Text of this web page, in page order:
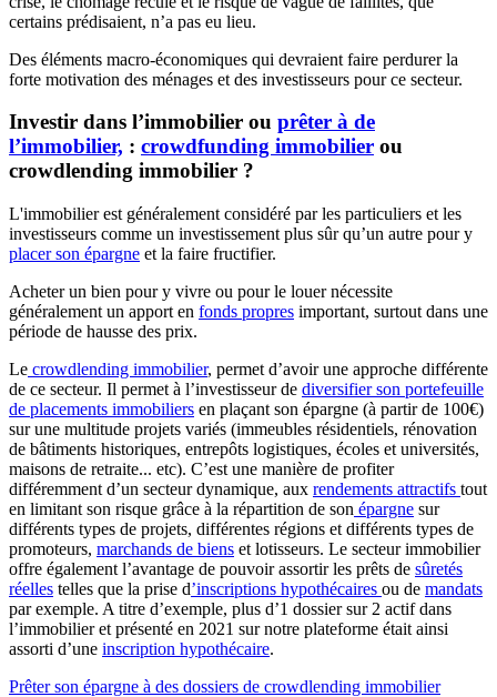
certains prédisaient, n’a pas eu lieu.
Des éléments macro-économiques qui devraient faire perdurer la
forte motivation des ménages et des investisseurs pour ce secteur.
Investir dans l’immobilier ou prêter à de
l’immobilier, : crowdfunding immobilier ou
crowdlending immobilier ?
L'immobilier est généralement considéré par les particuliers et les
investisseurs comme un investissement plus sûr qu’un autre pour y
placer son épargne et la faire fructifier.
Acheter un bien pour y vivre ou pour le louer nécessite
généralement un apport en fonds propres important, surtout dans une
période de hausse des prix.
Le crowdlending immobilier, permet d’avoir une approche différente
de ce secteur. Il permet à l’investisseur de diversifier son portefeuille
de placements immobiliers en plaçant son épargne (à partir de 100€)
sur une multitude projets variés (immeubles résidentiels, rénovation
de bâtiments historiques, entrepôts logistiques, écoles et universités,
maisons de retraite... etc). C’est une manière de profiter
différemment d’un secteur dynamique, aux rendements attractifs tout
en limitant son risque grâce à la répartition de son épargne sur
différents types de projets, différentes régions et différents types de
promoteurs, marchands de biens et lotisseurs. Le secteur immobilier
offre également l’avantage de pouvoir assortir les prêts de sûretés
réelles telles que la prise d’inscriptions hypothécaires ou de mandats
par exemple. A titre d’exemple, plus d’1 dossier sur 2 actif dans
l’immobilier et présenté en 2021 sur notre plateforme était ainsi
assorti d’une inscription hypothécaire.
Prêter son épargne à des dossiers de crowdlending immobilier